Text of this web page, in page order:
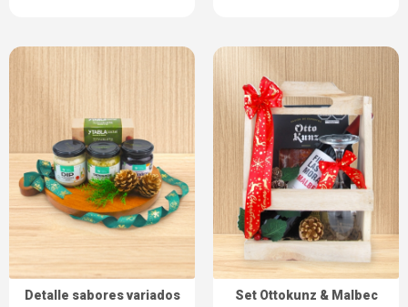
Detalle sabores variados Set Ottokunz & Malbec